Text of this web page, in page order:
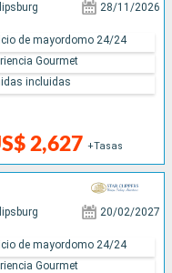
28/11/2026
2,627 +Tasas
de mayordomo 24/24
Gourmet
incluidas
20/02/2027
de mayordomo 24/24
Gourmet